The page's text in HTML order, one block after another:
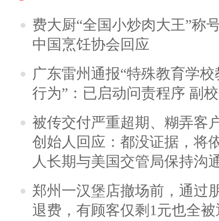
费大厨“全国小炒肉大王”称
中国烹饪协会回应
广东雷州通报“特殊教育学
行为”：已启动问责程序 副
被传交付严重超期、糊弄客
创始人回应：都没证据，将
人长期与美国交管局保持沟
郑州一汉堡店撤场前，通过
退费，有顾客仅剩1元也全